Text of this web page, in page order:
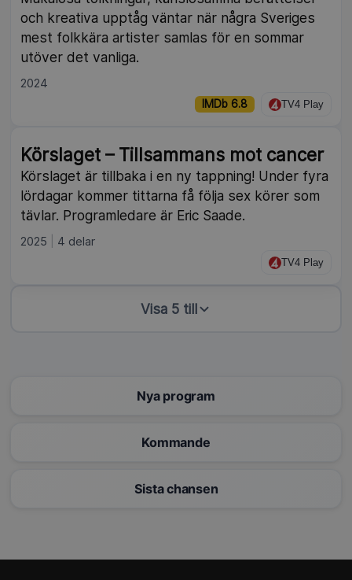
och kreativa upptåg väntar när några Sveriges
mest folkkära artister samlas för en sommar
utöver det vanliga.
2024
IMDb 6.8 TV4 Play
Körslaget – Tillsammans mot cancer
Körslaget är tillbaka i en ny tappning! Under fyra
lördagar kommer tittarna få följa sex körer som
tävlar. Programledare är Eric Saade.
2025 4 delar
TV4 Play
Visa 5 till
Nya program
Kommande
Sista chansen